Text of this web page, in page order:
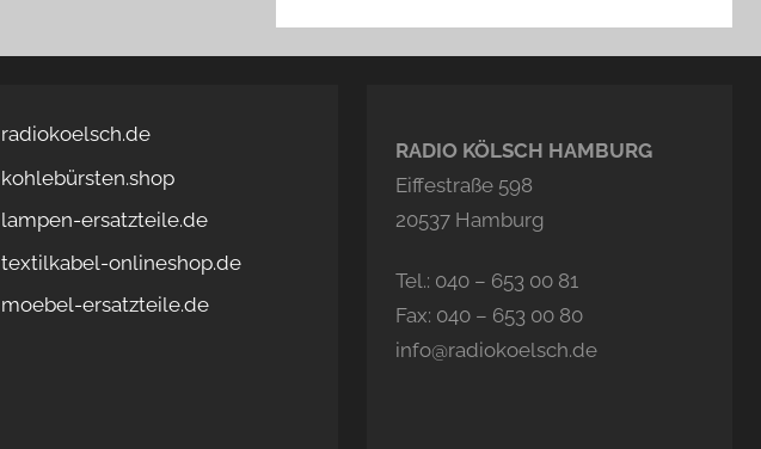
radiokoelsch.de
kohlebürsten.shop
lampen-ersatzteile.de
textilkabel-onlineshop.de
moebel-ersatzteile.de
RADIO KÖLSCH HAMBURG
Eiffestraße 598
20537 Hamburg
Tel.: 040 – 653 00 81
Fax: 040 – 653 00 80
info@radiokoelsch.de